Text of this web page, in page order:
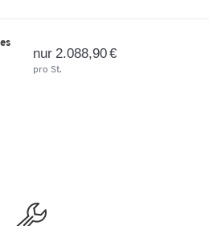
nur 2.088,90 €
pro St.